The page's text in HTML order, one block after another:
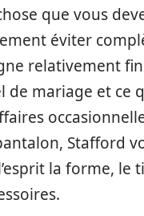
que vous
éviter
relativement
de mariage et ce
Stafford
la forme, le